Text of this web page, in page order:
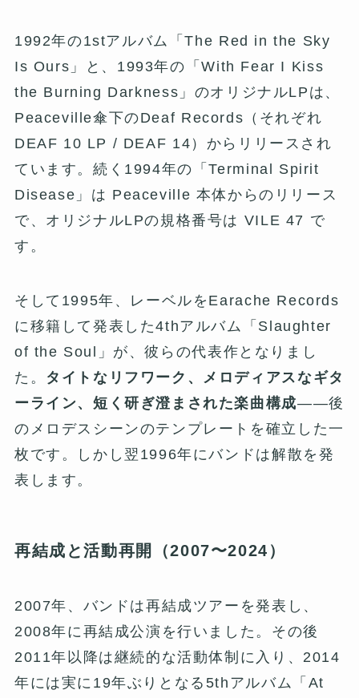
1992年の1stアルバム「The Red in the Sky
Is Ours」と、1993年の「With Fear I Kiss
the Burning Darkness」のオリジナルLPは、
Peaceville傘下のDeaf Records（それぞれ
DEAF 10 LP / DEAF 14）からリリースされ
ています。続く1994年の「Terminal Spirit
Disease」は Peaceville 本体からのリリース
で、オリジナルLPの規格番号は VILE 47 で
す。
そして1995年、レーベルをEarache Records
に移籍して発表した4thアルバム「Slaughter
of the Soul」が、彼らの代表作となりまし
た。 タイトなリフワーク、メロディアスなギタ
ーライン、短く研ぎ澄まされた楽曲構成——後
のメロデスシーンのテンプレートを確立した一
枚です。しかし翌1996年にバンドは解散を発
表します。
再結成と活動再開（2007〜2024）
2007年、バンドは再結成ツアーを発表し、
2008年に再結成公演を行いました。その後
2011年以降は継続的な活動体制に入り、2014
年には実に19年ぶりとなる5thアルバム「At